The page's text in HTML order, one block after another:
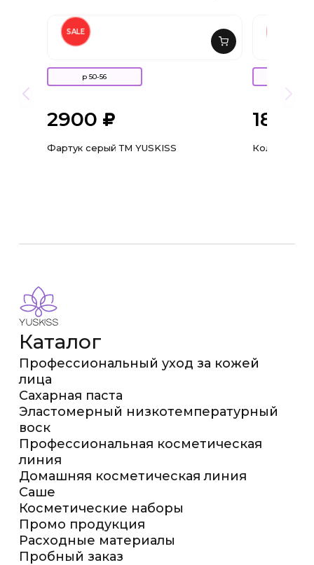
р 50-56
SALE
2900
Фартук серый ТМ YUSKISS
180
Кольца
Каталог
Профессиональный уход за кожей
лица
Сахарная паста
Эластомерный низкотемпературный
воск
Профессиональная косметическая
линия
Домашняя косметическая линия
Саше
Косметические наборы
Промо продукция
Расходные материалы
Пробный заказ